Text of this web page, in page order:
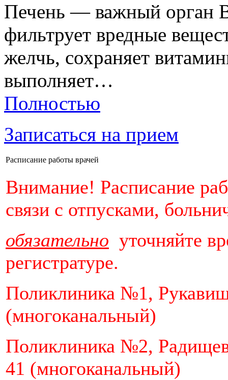
Печень — важный орган
фильтрует вредные
желчь, сохраняет
выполняет…
Полностью
Записаться на прием
Расписание работы врачей
Внимание! Расписание
связи с отпусками,
обязательно уточняйте
регистратуре.
Поликлиника №1,
(многоканальный)
Поликлиника №2,
41 (многоканальный)